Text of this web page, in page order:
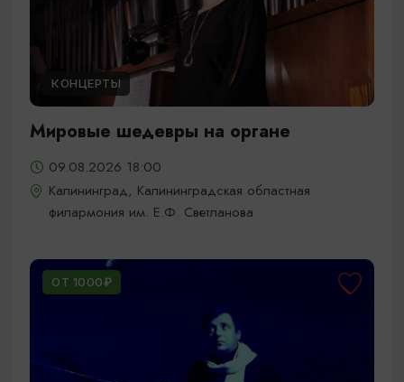
КОНЦЕРТЫ
Мировые шедевры на органе
09.08.2026 18:00
Калининград, Калининградская областная
филармония им. Е.Ф. Светланова
ОТ 1000₽